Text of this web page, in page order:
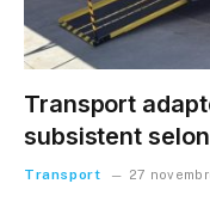
Transport
subsistent selon
Transport 27